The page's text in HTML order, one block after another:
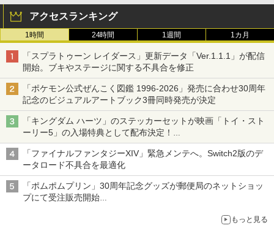
アクセスランキング
1時間 24時間 1週間 1カ月
「スプラトゥーン レイダース」更新データ「Ver.1.1.1」が配信
開始。ブキやステージに関する不具合を修正
「ポケモン公式ぜんこく図鑑 1996-2026」発売に合わせ30周年
記念のビジュアルアートブック3冊同時発売が決定
「キングダム ハーツ」のステッカーセットが映画「トイ・スト
ーリー5」の入場特典として配布決定！
本日8月7日より先着・数量限定で配布
「ファイナルファンタジーXIV」緊急メンテへ。Switch2版のデ
ータロード不具合を最適化
「ポムポムプリン」30周年記念グッズが郵便局のネットショッ
プにて受注販売開始
もっと見る